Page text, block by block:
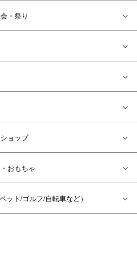
・祭り
ョップ
おもちゃ
ット/ゴルフ/自転車など）